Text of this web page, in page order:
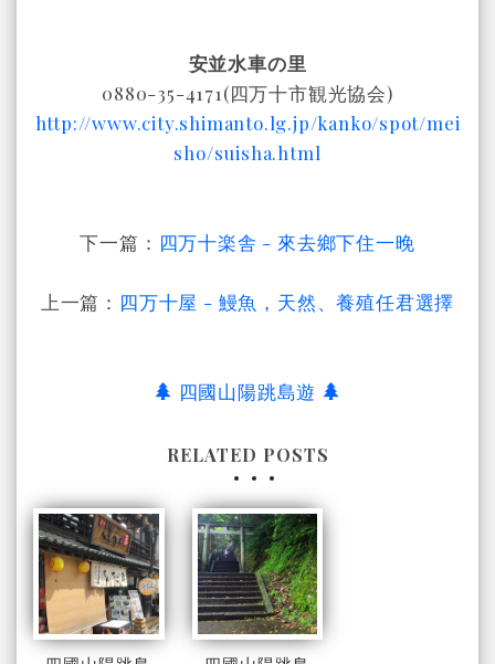
安並水車の里
0880-35-4171(四万十市観光協会)
http://www.city.shimanto.lg.jp/kanko/spot/mei
sho/suisha.html
下一篇： 四万十楽舎 - 來去鄉下住一晚
上一篇： 四万十屋 - 鰻魚，天然、養殖任君選擇
四國山陽跳島遊
RELATED POSTS